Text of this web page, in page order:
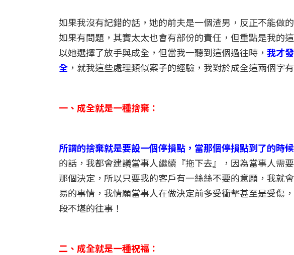
如果我沒有記錯的話，她的前夫是一個渣男，反正不能做
如果有問題，其實太太也會有部份的責任，但重點是我的
以她選擇了放手與成全，但當我一聽到這個過往時，我才
全 ，就我這些處理類似案子的經驗，我對於成全這兩個字
一、成全就是一種捨棄：
所謂的捨棄就是要設一個停損點，當那個停損點到了的時
的話，我都會建議當事人繼續『拖下去』，因為當事人需
那個決定，所以只要我的客戶有一絲絲不要的意願，我就
易的事情，我情願當事人在做決定前多受衝擊甚至是受傷
段不堪的往事！
二、成全就是一種祝福：